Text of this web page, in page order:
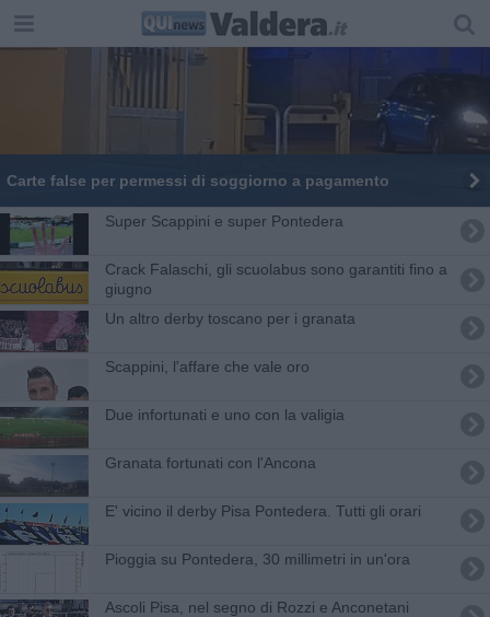
Carte false per permessi di soggiorno a pagamento
Super Scappini e super Pontedera
Crack Falaschi, gli scuolabus sono garantiti fino a
giugno
Un altro derby toscano per i granata
Scappini, l'affare che vale oro
Due infortunati e uno con la valigia
Granata fortunati con l'Ancona
E' vicino il derby Pisa Pontedera. Tutti gli orari
Pioggia su Pontedera, 30 millimetri in un'ora
Ascoli Pisa, nel segno di Rozzi e Anconetani